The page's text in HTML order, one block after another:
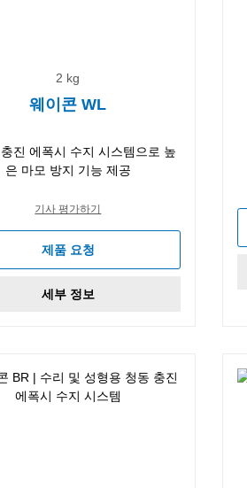
2 kg
웨이콘 WL
진 에폭시 수지 시스템으로 높
은 마모 방지 기능 제공
기사 평가하기
제품 요청
세부 정보